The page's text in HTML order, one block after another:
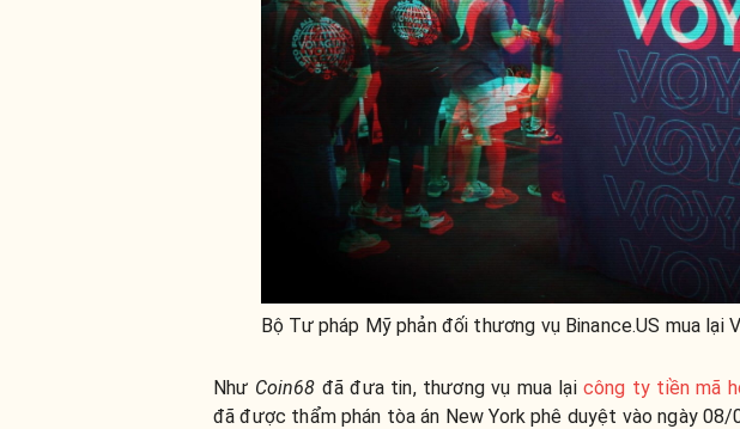
Bộ Tư pháp Mỹ phản đối thương vụ Binance.US mua lại
Như Coin68 đã đưa tin, thương vụ mua lạicông ty tiền mã
đã được thẩm phán tòa án New York phê duyệt vào ngày 08/